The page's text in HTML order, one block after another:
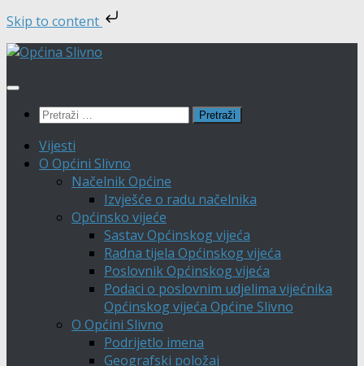
Skip to content
Skip
content
Pretraži:
Vijesti
O Općini Slivno
Načelnik Općine
Izvješće o radu načelnika
Općinsko vijeće
Sastav Općinskog vijeća
Radna tijela Općinskog vijeća
Poslovnik Općinskog vijeća
Podaci o poslovnim udjelima vijećnika
Općinskog vijeća Općine Slivno
O Općini Slivno
Podrijetlo imena
Geografski položaj